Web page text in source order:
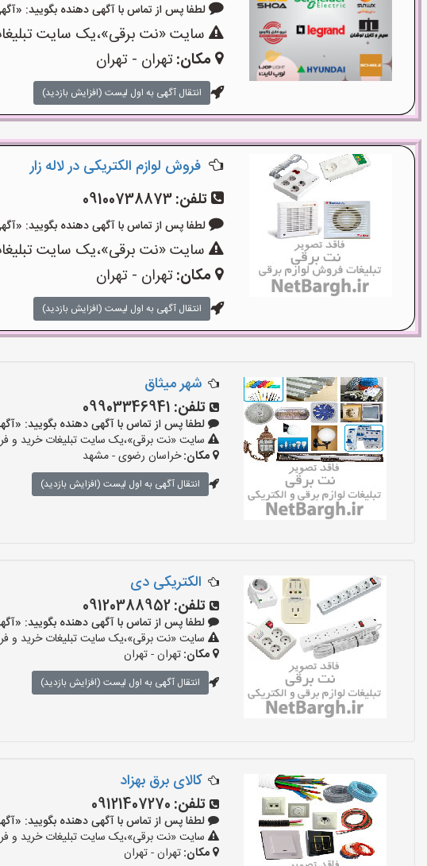
لطفا پس از تماس با آگهی دهنده بگویید: «آگهی شما
سایت «نت برقی»،یک سایت
مکان:تهران - تهران
انتقال آگهی به اول لیست (افزایش بازدید)
فروش لوازم الکتریکی در لاله زار
تلفن:09100738873
لطفا پس از تماس با آگهی دهنده بگویید: «آگهی شما
سایت «نت برقی»،یک سایت
مکان:تهران - تهران
انتقال آگهی به اول لیست (افزایش بازدید)
شهر میثاق
تلفن: 09903346941
لطفا پس از تماس با آگهی دهنده بگویید: «آگهی شما
سایت «نت برقی»،یک سایت تبلیغات خرید و
مکان:خراسان رضوی - مشهد
انتقال آگهی به اول لیست (افزایش بازدید)
الکتریکی دی
تلفن:09120388952
لطفا پس از تماس با آگهی دهنده بگویید: «آگهی شما
سایت «نت برقی»،یک سایت تبلیغات خرید و
مکان:تهران - تهران
انتقال آگهی به اول لیست (افزایش بازدید)
کالای برق بهزاد
تلفن: 09121407270
لطفا پس از تماس با آگهی دهنده بگویید: «آگهی شما
سایت «نت برقی»،یک سایت تبلیغات خرید و
مکان:تهران - تهران